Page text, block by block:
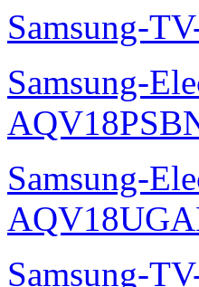
Samsung-
Samsung-
Samsung-
Samsung-